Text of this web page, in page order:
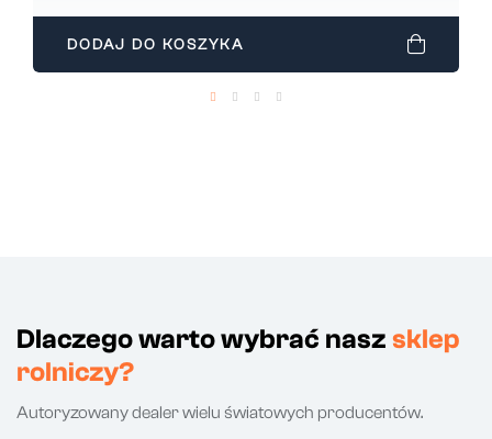
DODAJ DO KOSZYKA
Dlaczego warto wybrać nasz sklep
rolniczy?
Autoryzowany dealer wielu światowych producentów.